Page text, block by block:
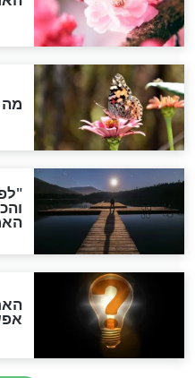
בטבת: דיני
בראיית הכותל
חדשות
הותר
נהרגו